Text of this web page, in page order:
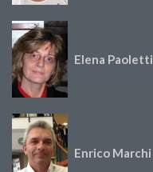
Elena Paoletti
Enrico Marchi